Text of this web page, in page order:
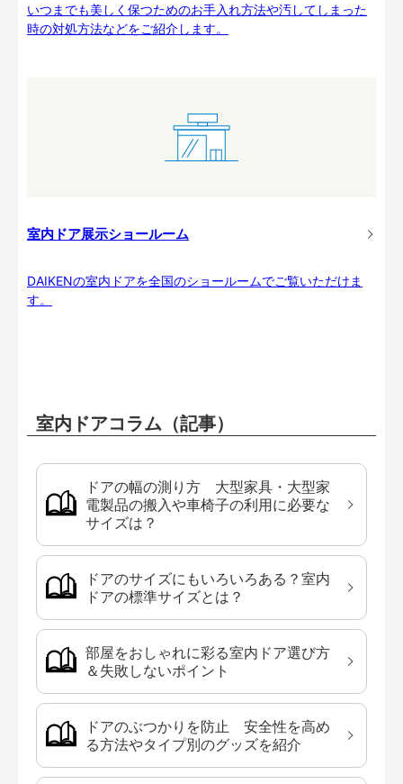
いつまでも美しく保つためのお手入れ方法や汚してしまった
時の対処方法などをご紹介します。
室内ドア展示ショールーム
DAIKENの室内ドアを全国のショールームでご覧いただけま
す。
室内ドアコラム（記事）
ドアの幅の測り方 大型家具・大型家
電製品の搬入や車椅子の利用に必要な
サイズは？
ドアのサイズにもいろいろある？室内
ドアの標準サイズとは？
部屋をおしゃれに彩る室内ドア選び方
＆失敗しないポイント
ドアのぶつかりを防止 安全性を高め
る方法やタイプ別のグッズを紹介